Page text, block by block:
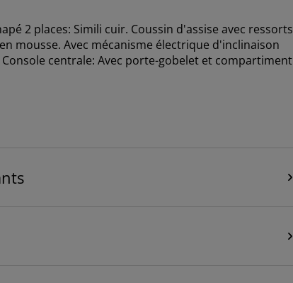
2 places: Simili cuir. Coussin d'assise avec ressorts
mousse. Avec mécanisme électrique d'inclinaison
centrale: Avec porte-gobelet et compartiment